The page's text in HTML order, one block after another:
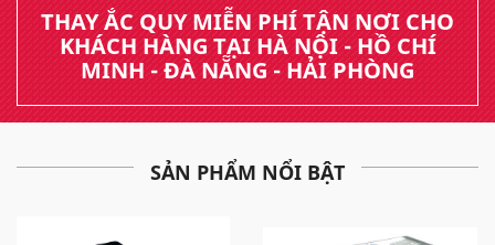
THAY ẮC QUY MIỄN PHÍ TẬN NƠI CHO
KHÁCH HÀNG TẠI HÀ NỘI - HỒ CHÍ
MINH - ĐÀ NẴNG - HẢI PHÒNG
SẢN PHẨM NỔI BẬT